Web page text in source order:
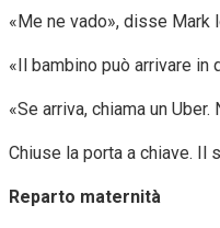
«Me ne vado», disse Mark
«Il bambino può arrivare in
«Se arriva, chiama un
Chiuse la porta a chiave. Il
Reparto maternità